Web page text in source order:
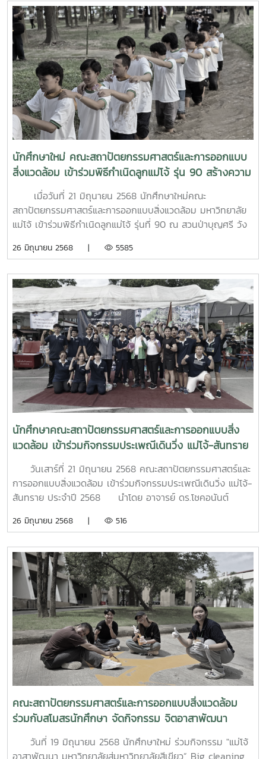
มหาวิทยาลัย โดยมี อาจารย์ ดร.โชคอนันต์ วาณิชย์เลิศธนา
สาร คณบดี พร้อมด้วย ผู้ช่วยศาสตราจารย์พันธ์ศักดิ์ ภักดี รอง
คณบดี เป็นตัวแทนผู้บริหารและคณาจารย์ของคณะ เจิมหน้าผาก
ให้แก่นักศึกษาใหม่ ณ สนามกีฬาอินทนิล มหาวิทยาลัยแม่โจ้
จังหวัดเชียงใหม่
นักศึกษาใหม่ คณะสถาปัตยกรรมศาสตร์และการออกแบบ
สิ่งแวดล้อม เข้าร่วมพิธีกำเนิดลูกแม่โจ้ รุ่น 90 สร้างความ
ภาคภูมิใจให้นักศึกษาใหม่สู่การเป็นลูกแม่โจ้โดยสมบูรณ์
เมื่อวันที่ 21 มิถุนายน 2568 นักศึกษาใหม่คณะ
สถาปัตยกรรมศาสตร์และการออกแบบสิ่งแวดล้อม มหาวิทยาลัย
แม่โจ้ เข้าร่วมพิธีกำเนิดลูกแม่โจ้ รุ่นที่ 90 ณ สวนป่าบุญศรี วัง
สืบสานประเพณี เรียนรู้ถึงวิถี ปรัชญา อัตลักษณ์ของ
ภูมิใจให้นักศึกษาใหม่สู่การเป็นลูกแม่โจ้โดยสมบูรณ์ ภายใต้
โครงการเสริมสร้างอัตลักษณ์ลูกแม่โจ้ รุ่นที่ 90 ขอแสดงความ
ยินดีกับนักศึกษาใหม่ คณะสถาปัตยกรรมศาสตร์และการออกแบบ
สิ่งแวดล้อมทุกคน บัดนี้ ท่านเป็นลูกแม่โจ้ โดยสมบูรณ์แล้ว
26 มิถุนายน 2568 | 5585
นักศึกษาคณะสถาปัตยกรรมศาสตร์และการออกแบบสิ่ง
แวดล้อม เข้าร่วมกิจกรรมประเพณีเดินวิ่ง แม่โจ้-สันทราย
ประจำปี 2568
วันเสาร์ที่ 21 มิถุนายน 2568 คณะสถาปัตยกรรมศาสตร์และ
การออกแบบสิ่งแวดล้อม เข้าร่วมกิจกรรมประเพณีเดินวิ่ง แม่โจ้-
สันทราย ประจำปี 2568 นำโดย อาจารย์ ดร.โชคอนันต์
ศักดิ์ ภักดี รองคณบดี คณาจารย์ในคณะ นักศึกษาปัจจุบัน และ
แข่งขัน นำโดย ผู้ช่วยศาตราจารย์ดิศสกุล อึ้งตระกูล นำตัวแทน
นักศึกษาใหม่ จำนวน 13 คน วิ่งเข้าเส้นชัย ณ ที่ว่าการอำเภอ
สันทราย และผู้ช่วยศาสตราจารย์พันธ์ศักดิ์ ภักดี รองคณบดี ได้
นำนักศึกษาใหม่ส่วนที่เหลือ เข้าทำบุญถวายสังฆทาน ณ วัดศรี
ดอนชัยป่าตึงงาม (วัดแม่แก้ดน้อย) ในการนี้ ท่านพระครูวิศาล
จริยคุณ เจ้าอาวาสศรีดอนชัยป่าตึงงาม (วัดแม่แก้ดน้อย) ได้
กล่าวต้อนรับ และให้พรแก่นักศึกษาใหม่ เพื่อความเป็นสิริมงคล
26 มิถุนายน 2568 | 516
คณะสถาปัตยกรรมศาสตร์และการออกแบบสิ่งแวดล้อม
ร่วมกับสโมสรนักศึกษา จัดกิจกรรม จิตอาสาพัฒนา
มหาวิทยาลัย Big cleaning day MAEJO Green Heart
Smart University
วันที่ 19 มิถุนายน 2568 นักศึกษาใหม่ ร่วมกิจกรรม "แม่โจ้
อาสาพัฒนา มหาวิทยาลัยสู่มหาวิทยาลัยสีเขียว” Big cleaning